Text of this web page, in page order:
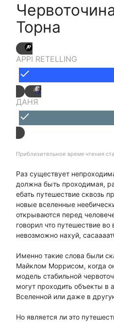
Торна
APPI RETELLING
done
ДАНЯ
done
Приблизительное время чтения
Раз существует
должна быть проходимая,
ебать путешествие сквозь
новые вселенные
открываются перед
говорил что путешествие во
невозможно нахуй,
Именно такие слова были
Майклом Моррисом, когда
модель стабильной
могут проходить объекты в
Вселенной или даже в
Но является ли это